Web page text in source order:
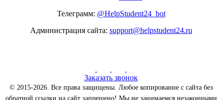
Телеграмм: @HelpStudent24_bot
Администрация сайта: support@helpstudent24.ru
Заказать звонок
© 2015-2026. Все права защищены. Любое копирование с сайта без
обратной ссылки на сайт запрещено! Мы не занимаемся незаконными